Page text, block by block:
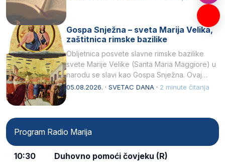
Gospa Snježna – sveta Marija Velika,
zaštitnica rimske bazilike
Obljetnica posvete slavne rimske bazilike
svete Marije Velike (Santa Maria Maggiore) u
narodu se slavi kao Gospa Snježna. Ovaj
naziv, Sancta Maria…
05.08.2026. · SVETAC DANA · 2 minute čitanja
Program Radio Marija
10:30 Duhovno pomoći čovjeku (R)